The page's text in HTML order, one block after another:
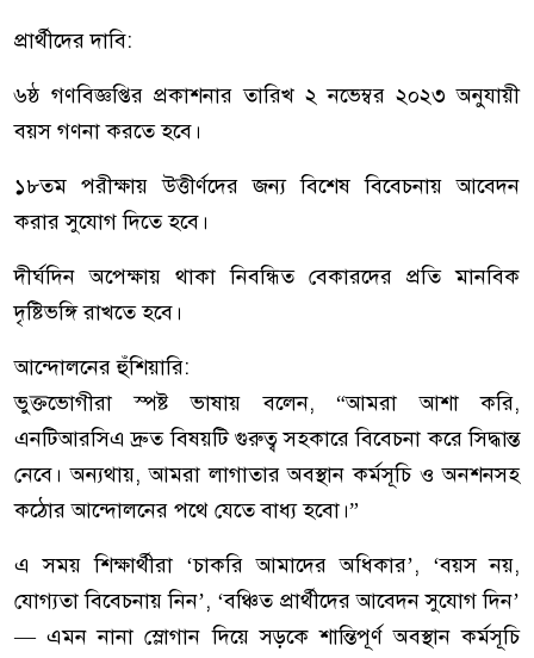
প্রার্থীদের দাবি:
৬ষ্ঠ গণবিজ্ঞপ্তির প্রকাশনার তারিখ ২ নভেম্বর ২০২৩ অনুযায়ী
বয়স গণনা করতে হবে।
১৮তম পরীক্ষায় উত্তীর্ণদের জন্য বিশেষ বিবেচনায় আবেদন
করার সুযোগ দিতে হবে।
দীর্ঘদিন অপেক্ষায় থাকা নিবন্ধিত বেকারদের প্রতি মানবিক
দৃষ্টিভঙ্গি রাখতে হবে।
আন্দোলনের হুঁশিয়ারি:
ভুক্তভোগীরা স্পষ্ট ভাষায় বলেন, “আমরা আশা করি,
এনটিআরসিএ দ্রুত বিষয়টি গুরুত্ব সহকারে বিবেচনা করে সিদ্ধান্ত
নেবে। অন্যথায়, আমরা লাগাতার অবস্থান কর্মসূচি ও অনশনসহ
কঠোর আন্দোলনের পথে যেতে বাধ্য হবো।”
এ সময় শিক্ষার্থীরা ‘চাকরি আমাদের অধিকার’, ‘বয়স নয়,
যোগ্যতা বিবেচনায় নিন’, ‘বঞ্চিত প্রার্থীদের আবেদন সুযোগ দিন’
— এমন নানা স্লোগান দিয়ে সড়কে শান্তিপূর্ণ অবস্থান কর্মসূচি